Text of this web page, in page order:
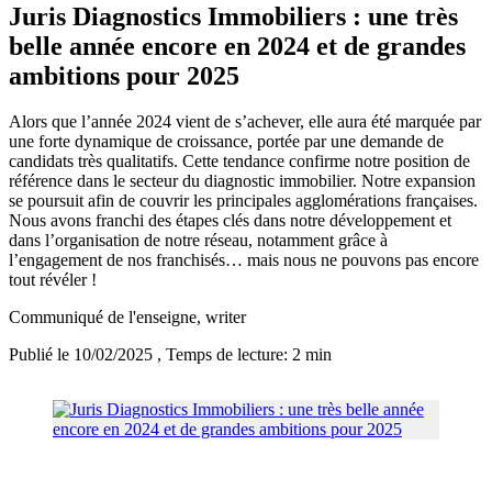
Juris Diagnostics Immobiliers : une très
belle année encore en 2024 et de grandes
ambitions pour 2025
Alors que l’année 2024 vient de s’achever, elle aura été marquée par
une forte dynamique de croissance, portée par une demande de
candidats très qualitatifs. Cette tendance confirme notre position de
référence dans le secteur du diagnostic immobilier. Notre expansion
se poursuit afin de couvrir les principales agglomérations françaises.
Nous avons franchi des étapes clés dans notre développement et
dans l’organisation de notre réseau, notamment grâce à
l’engagement de nos franchisés… mais nous ne pouvons pas encore
tout révéler !
Communiqué de l'enseigne, writer
Publié le 10/02/2025 , Temps de lecture: 2 min